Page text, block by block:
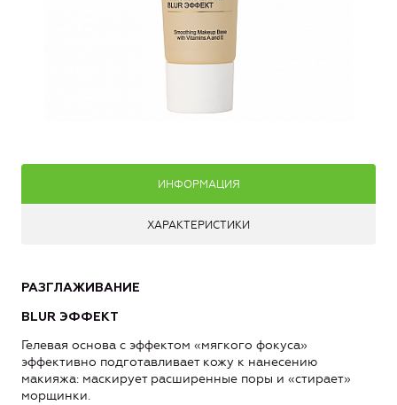
ИНФОРМАЦИЯ
ХАРАКТЕРИСТИКИ
РАЗГЛАЖИВАНИЕ
BLUR ЭФФЕКТ
Гелевая основа с эффектом «мягкого фокуса»
эффективно подготавливает кожу к нанесению
макияжа: маскирует расширенные поры и «стирает»
морщинки.